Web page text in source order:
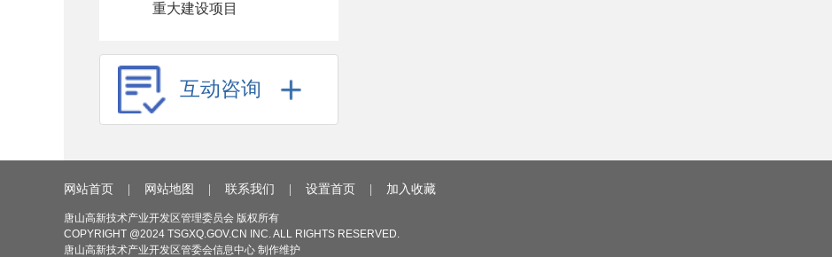
重大建设项目
互动咨询
网站首页 网站地图 联系我们 设置首页 加入收藏
唐山高新技术产业开发区管理委员会 版权所有
COPYRIGHT @2024 TSGXQ.GOV.CN INC. ALL RIGHTS RESERVED.
唐山高新技术产业开发区管委会信息中心 制作维护